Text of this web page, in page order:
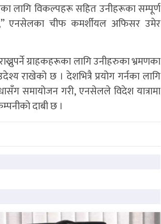
लागि विकल्पहरू सहित उनीहरूका सम्पूर्ण
एनसेलका चीफ कमर्शीयल अफिसर उमेर
ग्राहकहरूका लागि उनीहरुका भ्रमणका
राखेको छ । देशभित्रै प्रयोग गर्नका लागि
समायोजन गरी, एनसेलले विदेश यात्रामा
दाबी छ ।